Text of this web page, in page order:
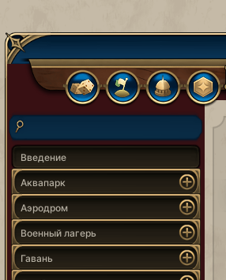
Введение
Аквапарк
Аэродром
Военный лагерь
Гавань